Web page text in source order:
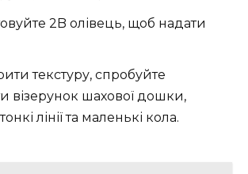
2B олівець, щоб надати
текстуру, спробуйте
візерунок шахової дошки,
лінії та маленькі кола.